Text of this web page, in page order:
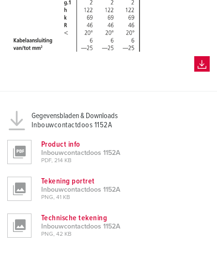
Gegevensbladen & Downloads
Inbouwcontactdoos 1152A
Product info
Inbouwcontactdoos 1152A
PDF, 214 KB
Tekening portret
Inbouwcontactdoos 1152A
PNG, 41 KB
Technische tekening
Inbouwcontactdoos 1152A
PNG, 42 KB